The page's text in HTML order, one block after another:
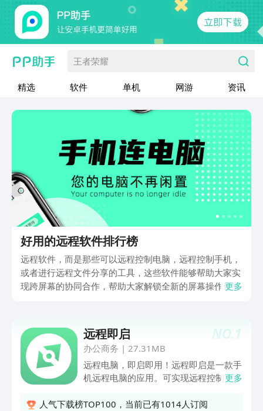
王者荣耀
精选 软件 单机 网游 资讯
好用的远程软件排行榜
远程软件，而是那些可以远程控制电脑，远程控制手机，
或者进行远程文件分享的工具，这些软件能够帮助大家实
现跨屏幕的协同合作，帮助大家解锁全新的屏幕操作也是
活，学习领域。 这些远程工具的存在，大家大的拉近了
人与人之间的距离，让跨屏幕合作，分信息分享控制变得
更加的便捷和安全，降低了远程控制的门槛。
更多
NO.1
远程即启
办公商务 | 27.31MB
远程电脑，即启即用！远程即启是一款手
机远程电脑的应用。可实现远程控制，远
对应的电脑设备。让手机远程访问电脑，
更多
人气下载榜TOP100，当前已有1014人订阅